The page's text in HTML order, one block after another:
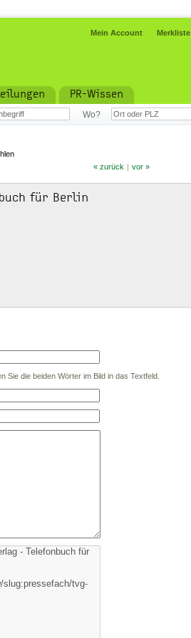
Mein Account Merkliste
PR-Wissen
Wo?
« zurück | vor »
für Berlin
Sie die beiden Wörter im Bild in das Textfeld.